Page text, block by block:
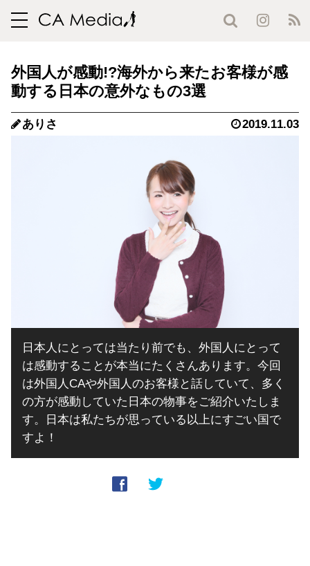
toggle
外国人が感動!?海外から来たお客様が感
動する日本の意外なもの3選
ありさ 2019.11.03
日本人にとっては当たり前でも、外国人にとって
は感動することが本当にたくさんあります。今回
は外国人CAや外国人のお客様と話していて、多く
の方が感動していた日本の物事をご紹介いたしま
す。日本は私たちが思っている以上にすごい国で
すよ！